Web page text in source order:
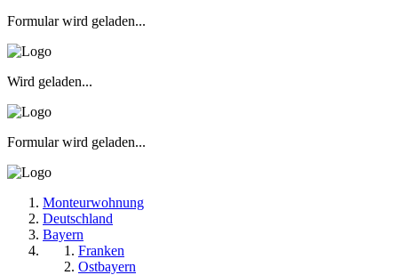
Formular wird geladen...
Wird geladen...
Formular wird geladen...
Monteurwohnung
Deutschland
Bayern
Franken
Ostbayern